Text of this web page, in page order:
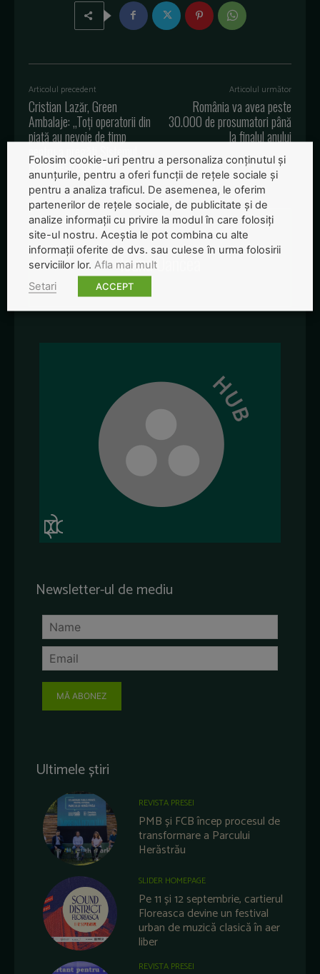
Articolul precedent
Cristian Lazăr, Green
Ambalaje: „Toți operatorii din
piață au nevoie de timp
pentru a pregăti Sistemul
Garanție-Returnare”
Articolul următor
România va avea peste
30.000 de prosumatori până
la finalul anului
Ioana Oancea
Newsletter-ul de mediu
MĂ ABONEZ
Ultimele știri
REVISTA PRESEI
PMB și FCB încep procesul de
transformare a Parcului
Herăstrău
SLIDER HOMEPAGE
Pe 11 și 12 septembrie, cartierul
Floreasca devine un festival
urban de muzică clasică în aer
liber
REVISTA PRESEI
Folosim cookie-uri pentru a personaliza conținutul și
anunțurile, pentru a oferi funcții de rețele sociale și
pentru a analiza traficul. De asemenea, le oferim
partenerilor de rețele sociale, de publicitate și de
analize informații cu privire la modul în care folosiți
site-ul nostru. Aceștia le pot combina cu alte
informații oferite de dvs. sau culese în urma folosirii
serviciilor lor. Afla mai mult
Setari
ACCEPT